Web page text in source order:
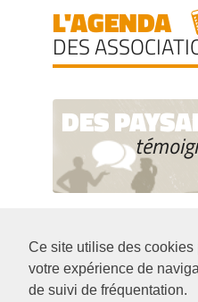
Ce site utilise des cookies
votre expérience de
de suivi de fréquentation.
L'AGENDA
DES
DES